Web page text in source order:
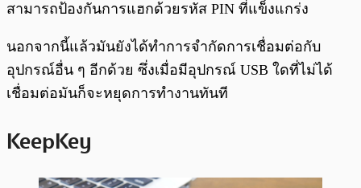
สามารถป้องกันการแฮกด้วยรหัส PIN ที่แข็งแกร่ง
นอกจากนี้แล้วมันยังได้ทำการจำกัดการเชื่อมต่อกับ
อุปกรณ์อื่น ๆ อีกด้วย ซึ่งเมื่อมีอุปกรณ์ USB ใดที่ไม่ได้
เชื่อมต่อมันก็จะหยุดการทำงานทันที
KeepKey